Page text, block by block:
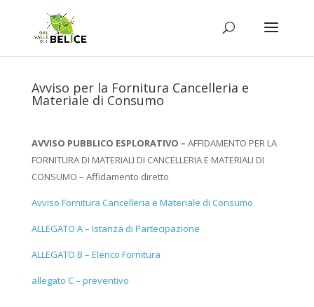
Avviso per la Fornitura Cancelleria e
Materiale di Consumo
AVVISO PUBBLICO ESPLORATIVO – AFFIDAMENTO PER LA
FORNITURA DI MATERIALI DI CANCELLERIA E MATERIALI DI
CONSUMO – Affidamento diretto
Avviso Fornitura Cancelleria e Materiale di Consumo
ALLEGATO A – Istanza di Partecipazione
ALLEGATO B – Elenco Fornitura
allegato C – preventivo